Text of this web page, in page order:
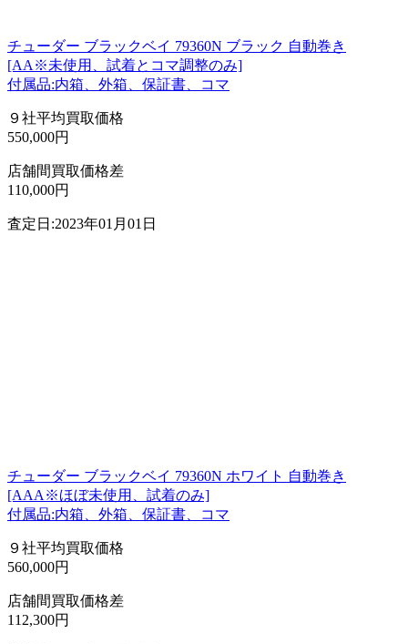
チューダー ブラックベイ 79360N ブラック 自動巻き
[AA※未使用、試着とコマ調整のみ]
付属品:内箱、外箱、保証書、コマ
９社平均買取価格
550,000円
店舗間買取価格差
110,000円
査定日:2023年01月01日
チューダー ブラックベイ 79360N ホワイト 自動巻き
[AAA※ほぼ未使用、試着のみ]
付属品:内箱、外箱、保証書、コマ
９社平均買取価格
560,000円
店舗間買取価格差
112,300円